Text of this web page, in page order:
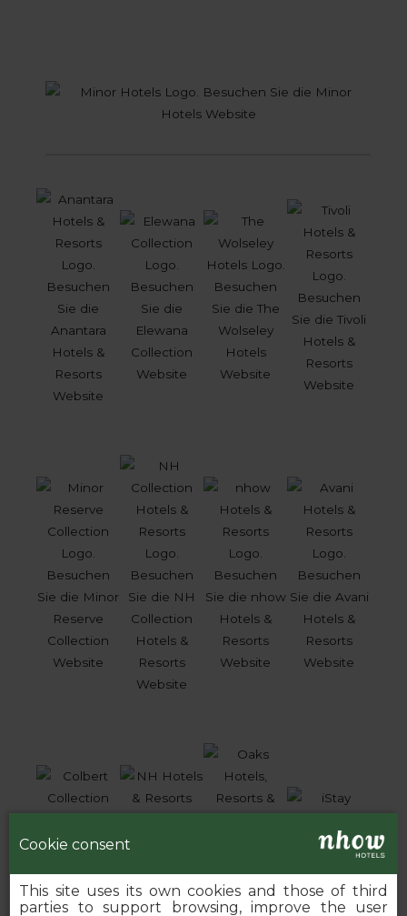
Cookie consent
This site uses its own cookies and those of third
parties to support browsing, improve the user